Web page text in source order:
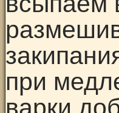
при
варки